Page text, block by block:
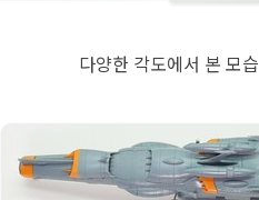
다양한 각도에서 본 모습